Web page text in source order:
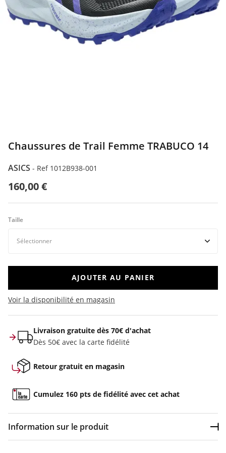
Chaussures de Trail Femme TRABUCO 14
ASICS - Ref 1012B938-001
160,00 €
Taille
AJOUTER AU PANIER
Voir la disponibilité en magasin
Livraison gratuite dès 70€ d'achat
Dès 50€ avec la carte fidélité
Retour gratuit en magasin
Cumulez 160 pts de fidélité avec cet achat
Information sur le produit